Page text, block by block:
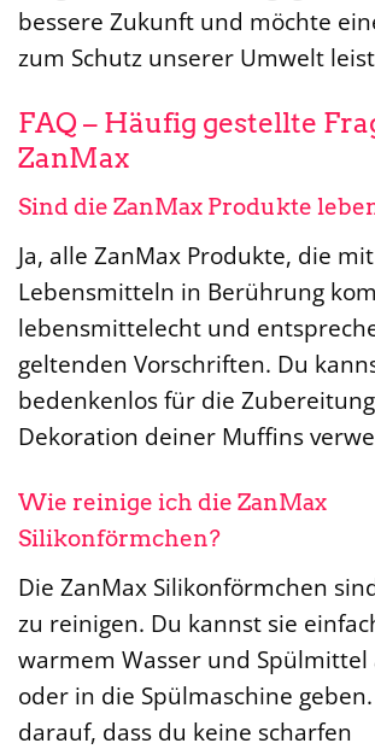
bessere Zukunft und möchte
zum Schutz unserer Umwelt
FAQ – Häufig gestellte
ZanMax
Sind die ZanMax Produkte
Ja, alle ZanMax Produkte, die mit
Lebensmitteln in Berührung
lebensmittelecht und
geltenden Vorschriften. Du
bedenkenlos für die
Dekoration deiner Muffins
Wie reinige ich die ZanMax
Silikonförmchen?
Die ZanMax Silikonförmchen
zu reinigen. Du kannst sie
warmem Wasser und Spülmittel
oder in die Spülmaschine
darauf, dass du keine scharfen